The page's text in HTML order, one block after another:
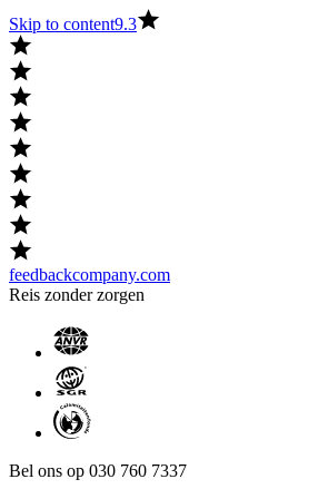
Skip to content9.3
feedbackcompany.com
Reis zonder zorgen
Bel ons op 030 760 7337